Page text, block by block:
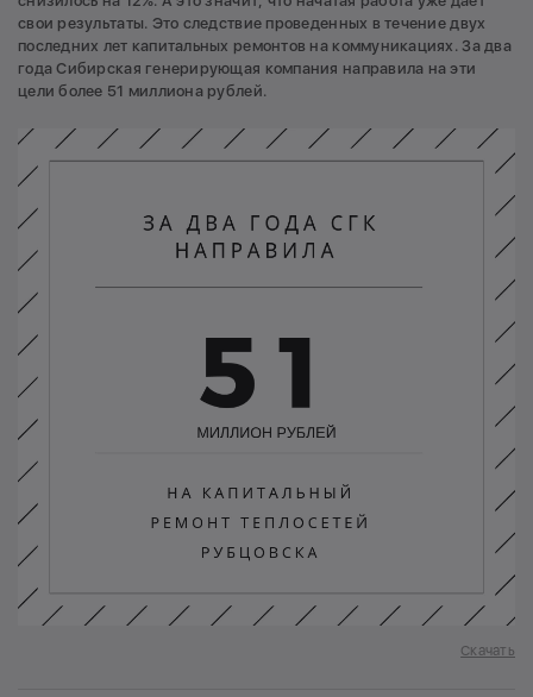
свои результаты. Это следствие проведенных в течение двух
последних лет капитальных ремонтов на коммуникациях. За два
года Сибирская генерирующая компания направила на эти
цели более 51 миллиона рублей.
Скачать